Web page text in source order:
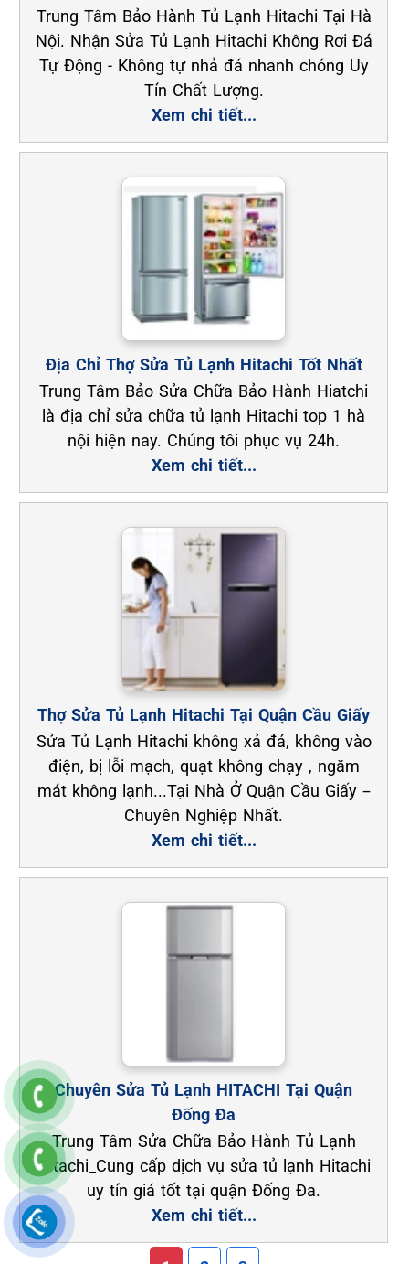
Trung Tâm Bảo Hành Tủ Lạnh Hitachi Tại Hà
Nội. Nhận Sửa Tủ Lạnh Hitachi Không Rơi Đá
Tự Động - Không tự nhả đá nhanh chóng Uy
Tín Chất Lượng.
Xem chi tiết...
Địa Chỉ Thợ Sửa Tủ Lạnh Hitachi Tốt Nhất
Trung Tâm Bảo Sửa Chữa Bảo Hành Hiatchi
là địa chỉ sửa chữa tủ lạnh Hitachi top 1 hà
nội hiện nay. Chúng tôi phục vụ 24h.
Xem chi tiết...
Thợ Sửa Tủ Lạnh Hitachi Tại Quận Cầu Giấy
Sửa Tủ Lạnh Hitachi không xả đá, không vào
điện, bị lỗi mạch, quạt không chạy , ngăm
mát không lạnh...Tại Nhà Ở Quận Cầu Giấy –
Chuyên Nghiệp Nhất.
Xem chi tiết...
Chuyên Sửa Tủ Lạnh HITACHI Tại Quận
Đống Đa
Trung Tâm Sửa Chữa Bảo Hành Tủ Lạnh
Hitachi_Cung cấp dịch vụ sửa tủ lạnh Hitachi
uy tín giá tốt tại quận Đống Đa.
Xem chi tiết...